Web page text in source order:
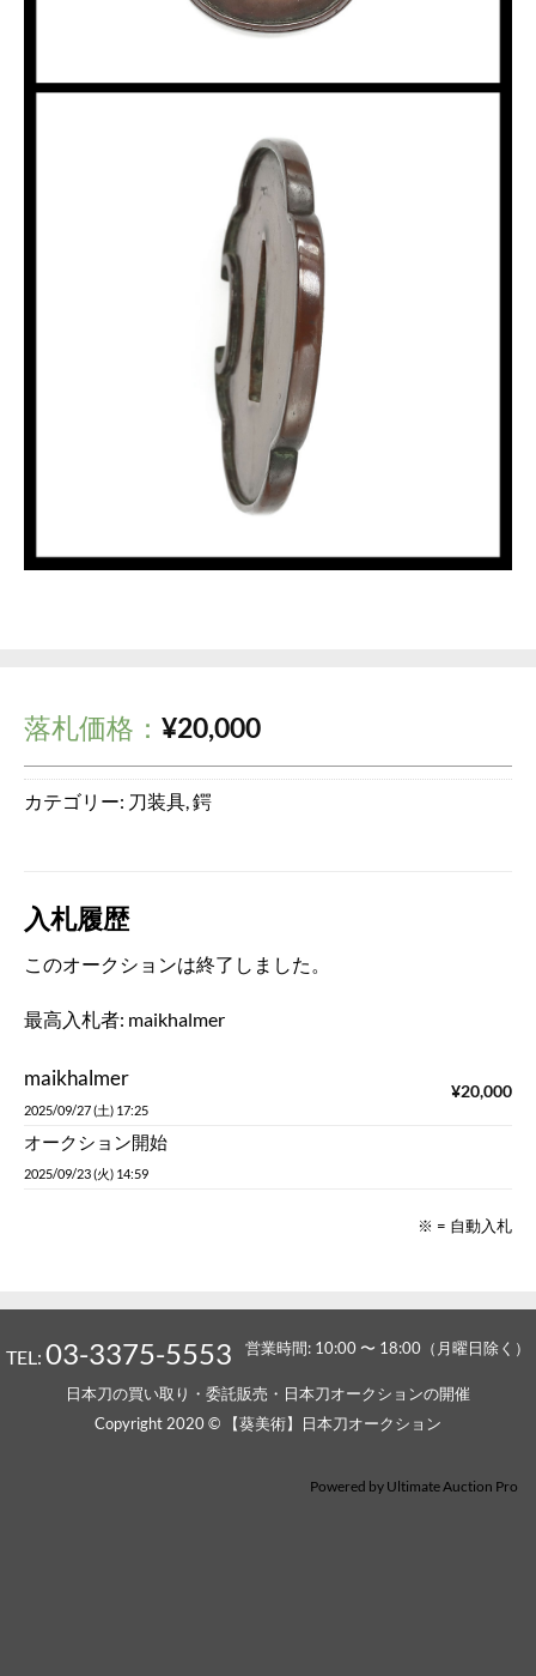
落札価格： ¥20,000
カテゴリー: 刀装具 鍔
入札履歴
このオークションは終了しました。
最高入札者: maikhalmer
maikhalmer
2025/09/27 (土) 17:25
¥20,000
オークション開始
2025/09/23 (火) 14:59
※ = 自動入札
TEL:03-3375-5553 営業時間: 10:00 〜 18:00（月曜日除く）
日本刀の買い取り・委託販売・日本刀オークションの開催
Copyright 2020 © 【葵美術】日本刀オークション
Powered by Ultimate Auction Pro